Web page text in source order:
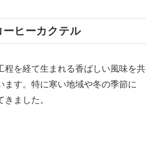
ヒーカクテル
程を経て生まれる香ばしい風味を共
す。特に寒い地域や冬の季節に
ました。